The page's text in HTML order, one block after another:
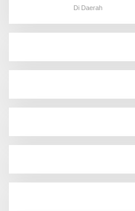
Di Daerah